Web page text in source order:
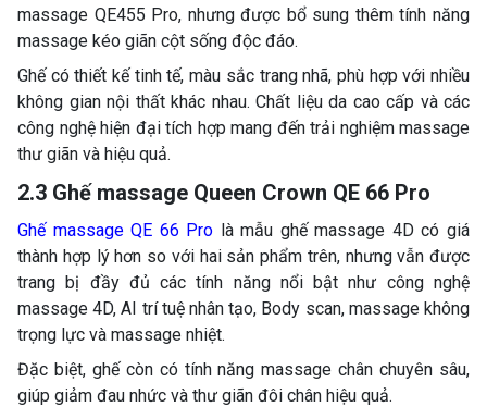
massage QE455 Pro, nhưng được bổ sung thêm tính năng
massage kéo giãn cột sống độc đáo.
Ghế có thiết kế tinh tế, màu sắc trang nhã, phù hợp với nhiều
không gian nội thất khác nhau. Chất liệu da cao cấp và các
công nghệ hiện đại tích hợp mang đến trải nghiệm massage
thư giãn và hiệu quả.
2.3 Ghế massage Queen Crown QE 66 Pro
Ghế massage QE 66 Pro là mẫu ghế massage 4D có giá
thành hợp lý hơn so với hai sản phẩm trên, nhưng vẫn được
trang bị đầy đủ các tính năng nổi bật như công nghệ
massage 4D, AI trí tuệ nhân tạo, Body scan, massage không
trọng lực và massage nhiệt.
Đặc biệt, ghế còn có tính năng massage chân chuyên sâu,
giúp giảm đau nhức và thư giãn đôi chân hiệu quả.